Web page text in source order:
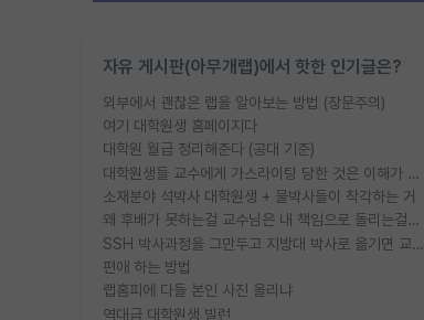
자유 게시판(아무개랩)에서 핫한 인기글은?
외부에서 괜찮은 랩을 알아보는 방법 (장문주의)
여기 대학원생 홈페이지다
대학원 월급 정리해준다 (공대 기준)
대학원생들 교수에게 가스라이팅 당한 것은 이해가 갑니다. 안타깝네요.
소재분야 석박사 대학원생 + 물박사들이 착각하는 거
왜 후배가 못하는걸 교수님은 내 책임으로 돌리는걸까요?
SSH 박사과정을 그만두고 지방대 박사로 옮기면 교수의 꿈은 끝일까요?
편애 하는 방법
랩홈피에 다들 본인 사진 올리냐
역대급 대학원생 빌런